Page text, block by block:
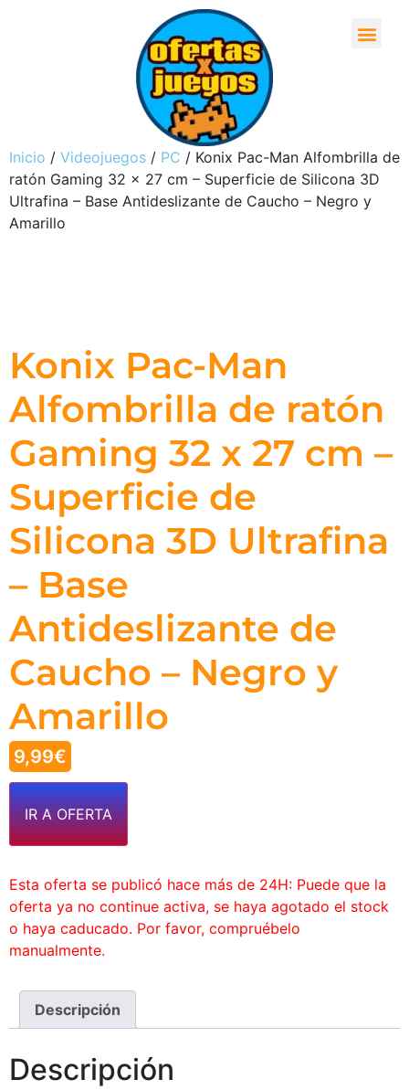
Inicio / Videojuegos / PC / Konix Pac-Man Alfombrilla de
ratón Gaming 32 x 27 cm – Superficie de Silicona 3D
Ultrafina – Base Antideslizante de Caucho – Negro y
Amarillo
Konix Pac-Man
Alfombrilla de ratón
Gaming 32 x 27 cm –
Superficie de
Silicona 3D Ultrafina
– Base
Antideslizante de
Caucho – Negro y
Amarillo
9,99€
IR A OFERTA
Esta oferta se publicó hace más de 24H: Puede que la
oferta ya no continue activa, se haya agotado el stock
o haya caducado. Por favor, compruébelo
manualmente.
Descripción
Descripción